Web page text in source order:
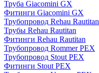
Труба Giacomini GX
Фитинги Giacomini GX
Трубопровод Rehau Rautitan
Трубы Rehau Rautitan
Фитинги Rehau Rautitan
Трубопровод Rommer PEX
Трубопровод Stout PEX
Фитинги Stout PEX